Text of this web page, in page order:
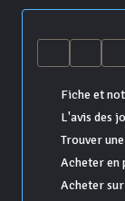
Fiche et
L'avis des
Trouver
Acheter en
Acheter